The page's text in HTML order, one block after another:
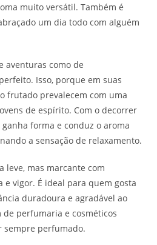
muito versátil. Também é
um dia todo com alguém
aventuras como de
Isso, porque em suas
frutado prevalecem com uma
de espírito. Com o decorrer
forma e conduz o aroma
a sensação de relaxamento.
leve, mas marcante com
e vigor. É ideal para quem gosta
duradoura e agradável ao
perfumaria e cosméticos
sempre perfumado.